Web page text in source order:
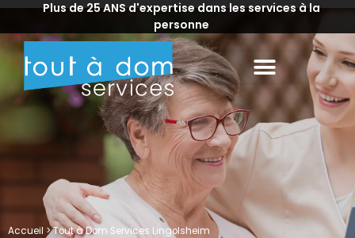
Plus de 25 ANS d'expertise dans les services à la
personne
Accueil >Tout à Dom Services Lingolsheim